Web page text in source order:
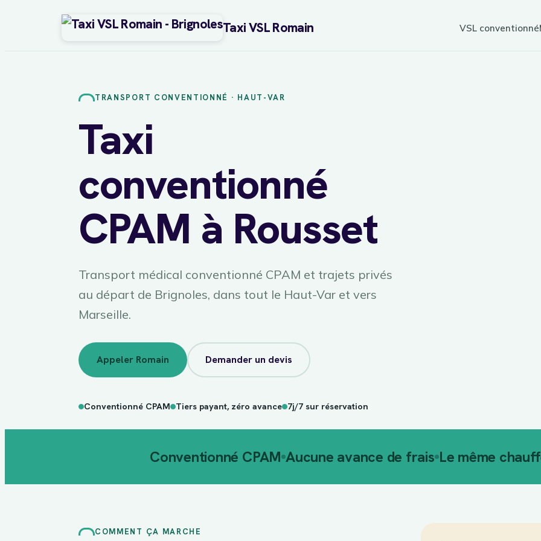
Taxi VSL Romain VSL conventionné
TRANSPORT CONVENTIONNÉ · HAUT-VAR
Taxi
conventionné
CPAM à Rousset
Transport médical conventionné CPAM et trajets privés
au départ de Brignoles, dans tout le Haut-Var et vers
Marseille.
Appeler Romain Demander un devis
Conventionné CPAM Tiers payant, zéro avance 7j/7 sur réservation
Conventionné CPAM Aucune avance de frais Le même
COMMENT ÇA MARCHE